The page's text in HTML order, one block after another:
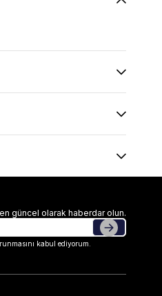
güncel olarak haberdar olun.
kabul ediyorum.